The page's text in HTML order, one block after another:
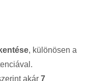
, különösen a
akár 7